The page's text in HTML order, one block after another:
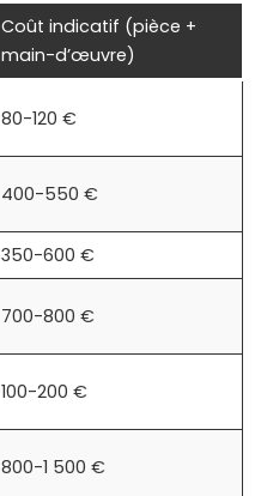
Coût indicatif (pièce +
main-d’œuvre)
80-120 €
400-550 €
350-600 €
700-800 €
100-200 €
800-1 500 €